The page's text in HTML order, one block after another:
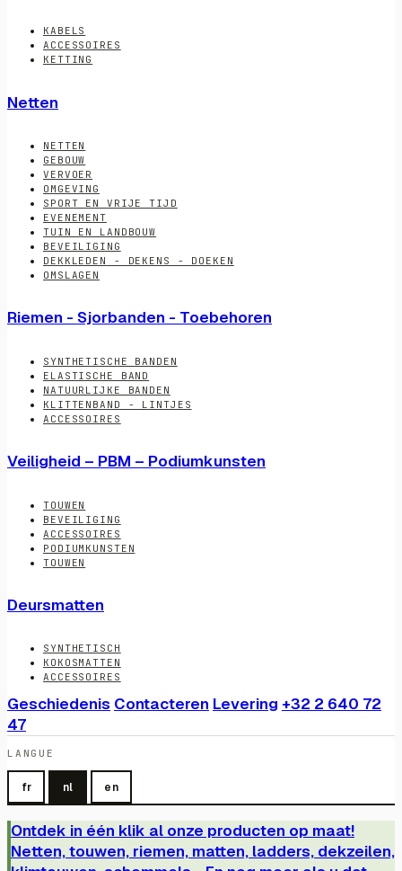
KABELS
ACCESSOIRES
KETTING
Netten
NETTEN
GEBOUW
VERVOER
OMGEVING
SPORT EN VRIJE TIJD
EVENEMENT
TUIN EN LANDBOUW
BEVEILIGING
DEKKLEDEN - DEKENS - DOEKEN
OMSLAGEN
Riemen - Sjorbanden - Toebehoren
SYNTHETISCHE BANDEN
ELASTISCHE BAND
NATUURLIJKE BANDEN
KLITTENBAND - LINTJES
ACCESSOIRES
Veiligheid – PBM – Podiumkunsten
TOUWEN
BEVEILIGING
ACCESSOIRES
PODIUMKUNSTEN
TOUWEN
Deursmatten
SYNTHETISCH
KOKOSMATTEN
ACCESSOIRES
Geschiedenis Contacteren Levering +32 2 640 72
47
LANGUE
fr nl en
Ontdek in één klik al onze producten op maat!
Netten, touwen, riemen, matten, ladders, dekzeilen,